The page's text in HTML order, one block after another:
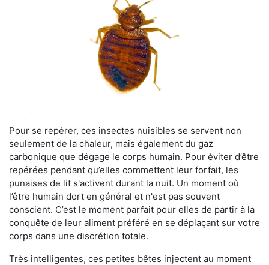
Pour se repérer, ces insectes nuisibles se servent non
seulement de la chaleur, mais également du gaz
carbonique que dégage le corps humain. Pour éviter d’être
repérées pendant qu’elles commettent leur forfait, les
punaises de lit s'activent durant la nuit. Un moment où
l’être humain dort en général et n'est pas souvent
conscient. C’est le moment parfait pour elles de partir à la
conquête de leur aliment préféré en se déplaçant sur votre
corps dans une discrétion totale.
Très intelligentes, ces petites bêtes injectent au moment